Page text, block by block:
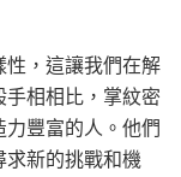
性，這讓我們在解
相相比，掌紋密
豐富的人。他們
求新的挑戰和機